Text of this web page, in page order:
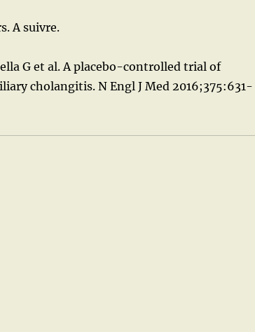
A suivre.
G et al. A placebo-controlled trial of
cholangitis. N Engl J Med 2016;375:631-